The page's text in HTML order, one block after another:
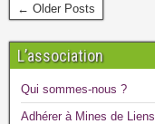
← Older Posts
L’association
Qui sommes-nous ?
Adhérer à Mines de Liens